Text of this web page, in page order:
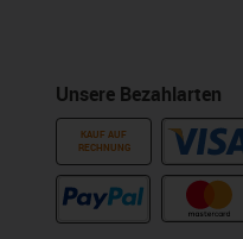
Unsere Bezahlarten
KAUF AUF
RECHNUNG